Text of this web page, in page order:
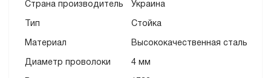
Страна производитель Украина
Тип Стойка
Материал Высококачественная сталь
Диаметр проволоки 4 мм